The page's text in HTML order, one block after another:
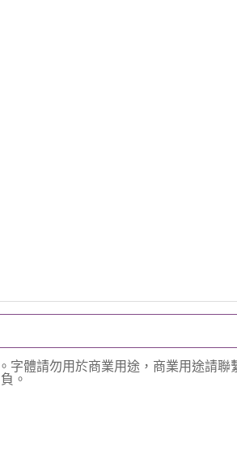
字體請勿用於商業用途，商業用途請聯
。